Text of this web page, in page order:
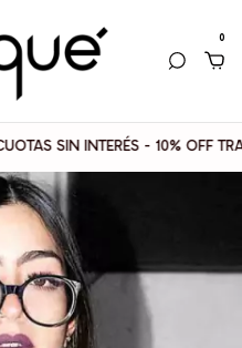
0
SIN INTERÉS - 10% OFF